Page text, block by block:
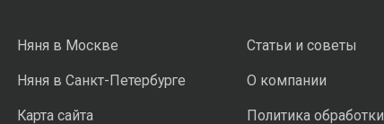
Няня в Москве
Няня в Санкт-Петербурге
Карта сайта
Статьи и советы
О компании
Политика обработки